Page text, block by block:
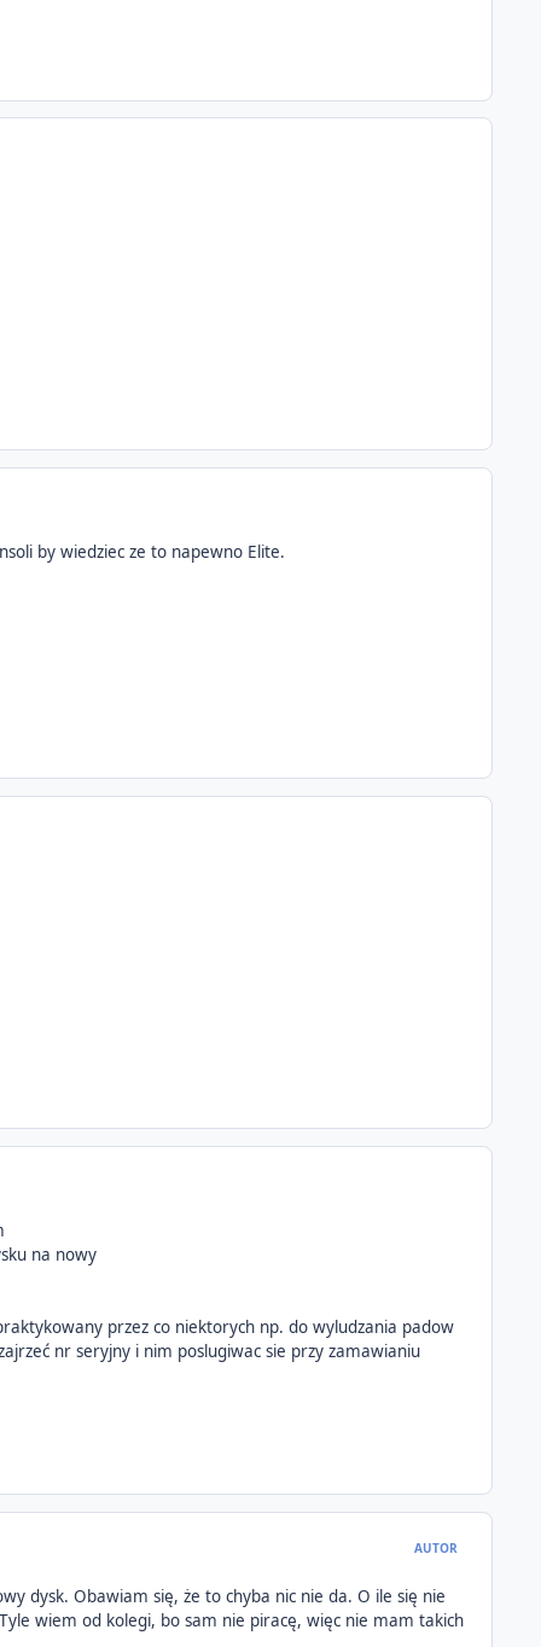
by wiedziec ze to napewno Elite.
na nowy
przez co niektorych np. do wyludzania padow
nr seryjny i nim poslugiwac sie przy zamawianiu
AUTOR
dysk. Obawiam się, że to chyba nic nie da. O ile się nie
wiem od kolegi, bo sam nie piracę, więc nie mam takich